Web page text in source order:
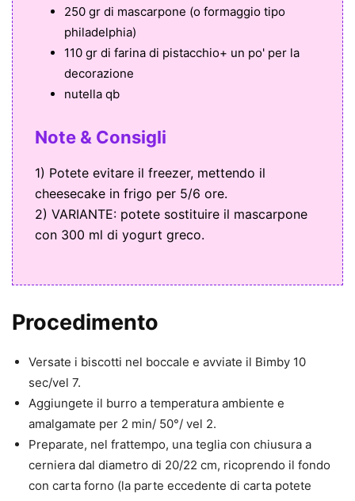
250 gr di mascarpone (o formaggio tipo
philadelphia)
110 gr di farina di pistacchio+ un po' per la
decorazione
nutella qb
Note & Consigli
1) Potete evitare il freezer, mettendo il
cheesecake in frigo per 5/6 ore.
2) VARIANTE: potete sostituire il mascarpone
con 300 ml di yogurt greco.
Procedimento
Versate i biscotti nel boccale e avviate il Bimby 10
sec/vel 7.
Aggiungete il burro a temperatura ambiente e
amalgamate per 2 min/ 50°/ vel 2.
Preparate, nel frattempo, una teglia con chiusura a
cerniera dal diametro di 20/22 cm, ricoprendo il fondo
con carta forno (la parte eccedente di carta potete